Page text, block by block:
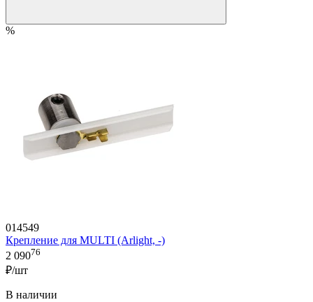
%
014549
Крепление для MULTI (Arlight, -)
2 09076
₽/шт
В наличии